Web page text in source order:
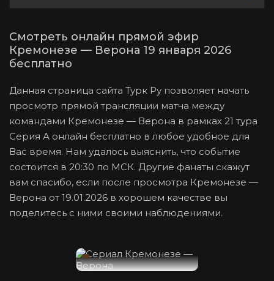
Данная страница сайта Турк Ру позволяет начать
просмотр прямой трансляции матча между
командами Кремонезе — Верона в рамках 21 тура
Серия А онлайн бесплатно в любое удобное для
Вас время. Нам удалось выяснить, что событие
состоится в 20:30 по МСК. Другие фанаты скажут
вам спасибо, если после просмотра Кремонезе —
Верона от 19.01.2026 в хорошем качестве вы
поделитесь с ними своими наблюдениями.
Смотреть онлайн прямой эфир
Кремонезе — Верона 19 января 2026
бесплатно